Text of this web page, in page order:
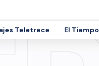
Teletrece El Tiempo